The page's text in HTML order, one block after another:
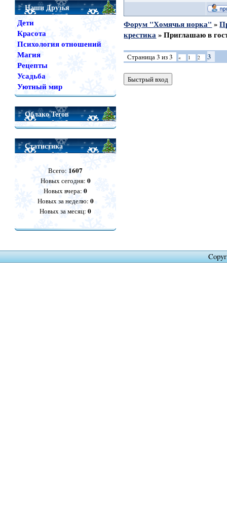
Наши Друзья
Дети
Красота
Психология отношений
Магия
Рецепты
Усадьба
Уютный мир
Облако Тегов
Статистика
Всего: 1607
Новых сегодня: 0
Новых вчера:0
Новых за неделю: 0
Новых за месяц:0
Форум "Хомячья норка" »
крестика » Приглашаю в
Страница3 из3 « 1 2 3